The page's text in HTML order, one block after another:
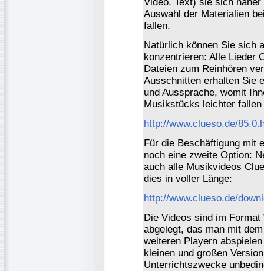
Auswahl der Materialien
fallen.
Natürlich können Sie sich
konzentrieren: Alle Lieder
Dateien zum Reinhören
Ausschnitten erhalten Sie
und Aussprache, womit
Musikstücks leichter
http://www.clueso.de/
Für die Beschäftigung mit
noch eine zweite Option:
auch alle Musikvideos
dies in voller Länge:
http://www.clueso.de/
Die Videos sind im
abgelegt, das man mit
weiteren Playern
kleinen und großen
Unterrichtszwecke